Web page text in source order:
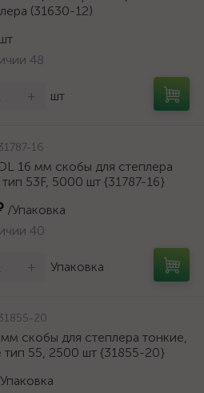
(31630-12)
48
+ шт
16
16 мм скобы для степлера
53F, 5000 шт {31787-16}
/Упаковка
40
+ Упаковка
20
скобы для степлера тонкие,
тип 55, 2500 шт {31855-20}